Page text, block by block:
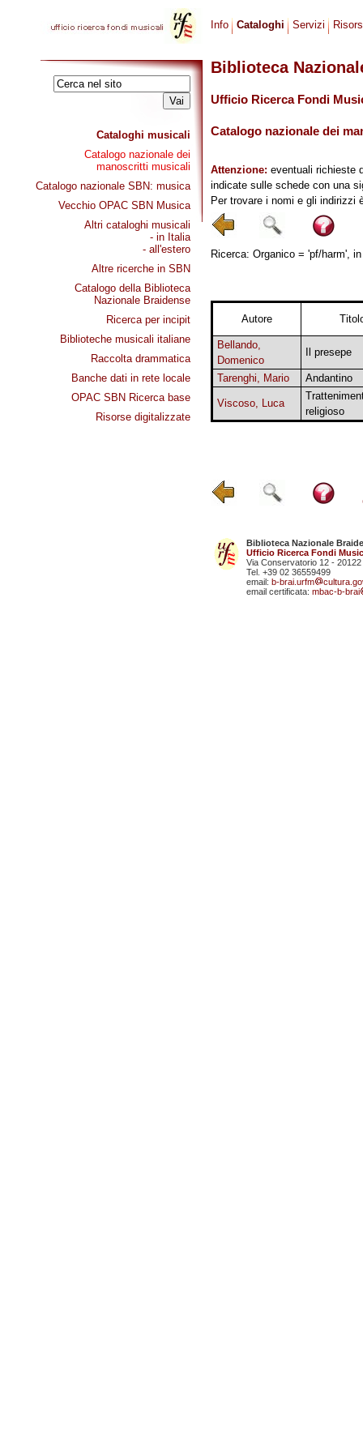
Cataloghi musicali
Catalogo nazionale dei
manoscritti musicali
Catalogo nazionale SBN: musica
Vecchio OPAC SBN Musica
Altri cataloghi musicali
- in Italia
- all'estero
Altre ricerche in SBN
Catalogo della Biblioteca
Nazionale Braidense
Ricerca per incipit
Biblioteche musicali italiane
Raccolta drammatica
Banche dati in rete locale
OPAC SBN Ricerca base
Risorse digitalizzate
Info Cataloghi Servizi
Biblioteca
Ufficio Ricerca Fondi
Catalogo nazionale dei
Attenzione: eventuali richieste
indicate sulle schede con una
Per trovare i nomi e gli indirizzi
Ricerca: Organico = 'pf/harm',
Autore
Bellando,
Domenico
Il presepe
Tarenghi, Mario Andantino
Viscoso, Luca
religioso
Biblioteca Nazionale
Ufficio Ricerca Fondi
Via Conservatorio 12 - 20122
Tel. +39 02 36559499
email: b-brai.urfm
email certificata: mbac-b-brai